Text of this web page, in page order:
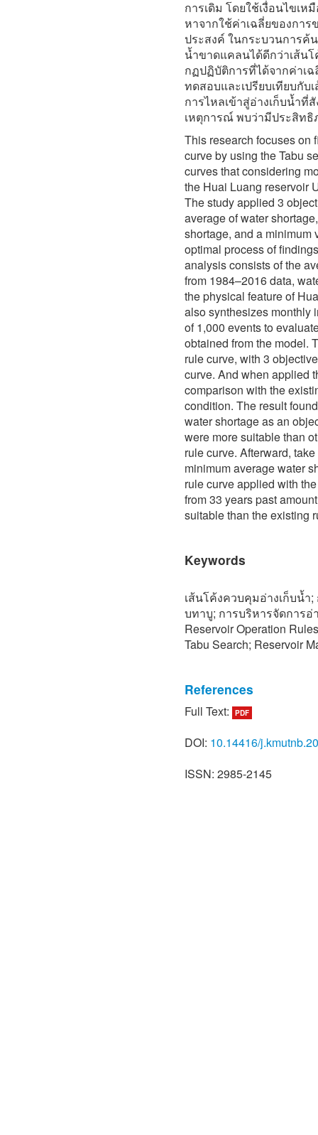
การเดิม โดยใช้เงื่อนไขเ
หาจากใช้ค่าเฉลี่ยของกา
ประสงค์ ในกระบวนการค้
น้ำขาดแคลนได้ดีกว่าเส้น
กฏปฏิบัติการที่ได้จากค่าเ
ทดสอบและเปรียบเทียบกั
การไหลเข้าสู่อ่างเก็บน้ำที่
เหตุการณ์ พบว่ามีประสิทธิ
This research focuses on
curve by using the Tabu
curves that considering
the Huai Luang reservoir
The study applied 3
average of water
shortage, and a minimum
optimal process of
analysis consists of the
from 1984–2016 data,
the physical feature of
also synthesizes monthly
of 1,000 events to
obtained from the model.
rule curve, with 3
curve. And when applied
comparison with the
condition. The result
water shortage as an
were more suitable than
rule curve. Afterward,
minimum average water
rule curve applied with
from 33 years past
suitable than the existing
Keywords
เส้นโค้งควบคุมอ่างเก็บน้
บทาบู; การบริหารจัดการอ่
Reservoir Operation
Tabu Search; Reservoir
References
[1] Bhumibol and Sirikit
programming for optimal
Full Text: PDF
DOI: 10.14416/
ISSN: 2985-2145